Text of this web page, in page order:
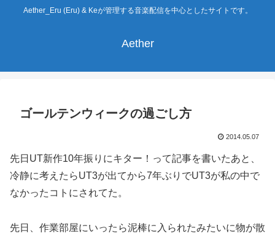
Aether_Eru (Eru) & Keが管理する音楽配信を中心としたサイトです。
Aether
ゴールテンウィークの過ごし方
2014.05.07
先日UT新作10年振りにキター！って記事を書いたあと、
冷静に考えたらUT3が出てから7年ぶりでUT3が私の中で
なかったコトにされてた。
先日、作業部屋にいったら泥棒に入られたみたいに物が散